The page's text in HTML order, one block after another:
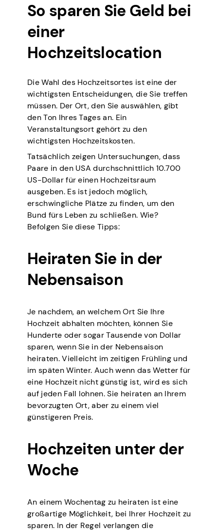
So sparen Sie Geld bei
einer
Hochzeitslocation
Die Wahl des Hochzeitsortes ist eine der
wichtigsten Entscheidungen, die Sie treffen
müssen. Der Ort, den Sie auswählen, gibt
den Ton Ihres Tages an. Ein
Veranstaltungsort gehört zu den
wichtigsten Hochzeitskosten.
Tatsächlich zeigen Untersuchungen, dass
Paare in den USA durchschnittlich 10.700
US-Dollar für einen Hochzeitsraum
ausgeben. Es ist jedoch möglich,
erschwingliche Plätze zu finden, um den
Bund fürs Leben zu schließen. Wie?
Befolgen Sie diese Tipps:
Heiraten Sie in der
Nebensaison
Je nachdem, an welchem Ort Sie Ihre
Hochzeit abhalten möchten, können Sie
Hunderte oder sogar Tausende von Dollar
sparen, wenn Sie in der Nebensaison
heiraten. Vielleicht im zeitigen Frühling und
im späten Winter. Auch wenn das Wetter für
eine Hochzeit nicht günstig ist, wird es sich
auf jeden Fall lohnen. Sie heiraten an Ihrem
bevorzugten Ort, aber zu einem viel
günstigeren Preis.
Hochzeiten unter der
Woche
An einem Wochentag zu heiraten ist eine
großartige Möglichkeit, bei Ihrer Hochzeit zu
sparen. In der Regel verlangen die